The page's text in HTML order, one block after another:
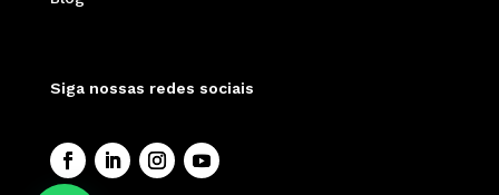
Siga nossas redes sociais